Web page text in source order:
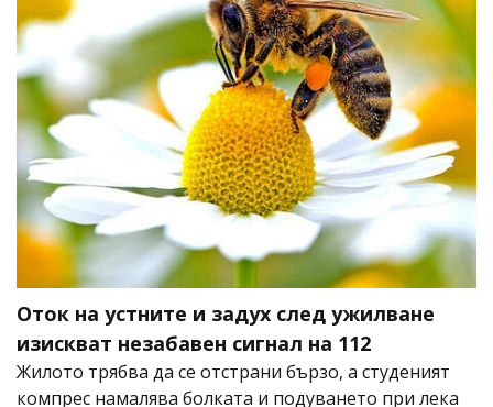
Оток на устните и задух след ужилване
изискват незабавен сигнал на 112
Жилото трябва да се отстрани бързо, а студеният
компрес намалява болката и подуването при лека